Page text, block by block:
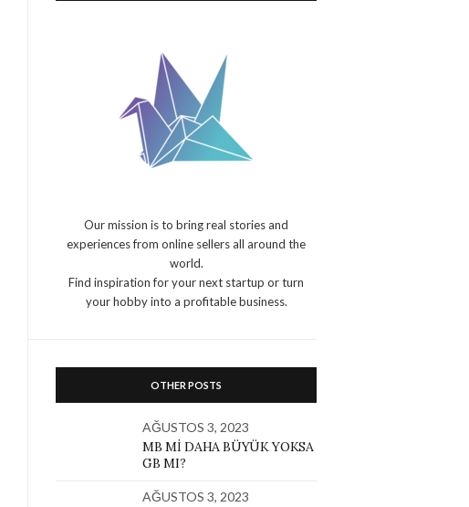
Our mission is to bring real stories and
experiences from online sellers all around the
world.
Find inspiration for your next startup or turn
your hobby into a profitable business.
OTHER POSTS
AĞUSTOS 3, 2023
MB MI DAHA BÜYÜK YOKSA
GB MI?
AĞUSTOS 3, 2023